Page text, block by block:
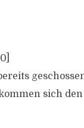
0
sich